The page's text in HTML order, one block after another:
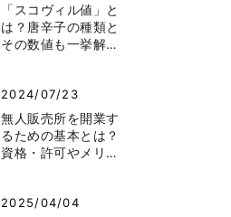
「スコヴィル値」と
は？唐辛子の種類と
その数値も一挙解…
2024/07/23
無人販売所を開業す
るための基本とは？
資格・許可やメリ…
2025/04/04